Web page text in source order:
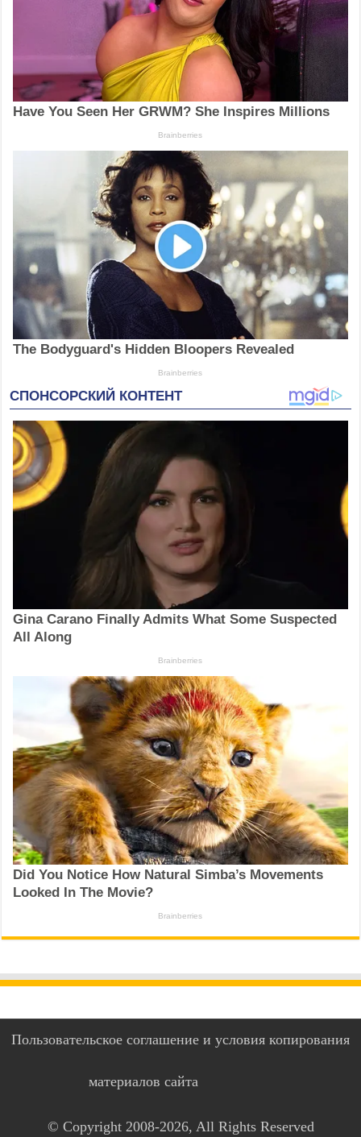
Пользовательское соглашение и условия копирования
материалов сайта
© Copyright 2008-2026, All Rights Reserved